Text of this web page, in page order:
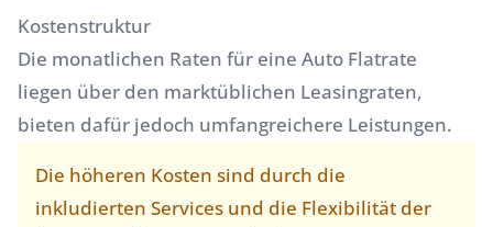
Kostenstruktur
Die monatlichen Raten für eine Auto Flatrate
liegen über den marktüblichen Leasingraten,
bieten dafür jedoch umfangreichere Leistungen.
Die höheren Kosten sind durch die
inkludierten Services und die Flexibilität der